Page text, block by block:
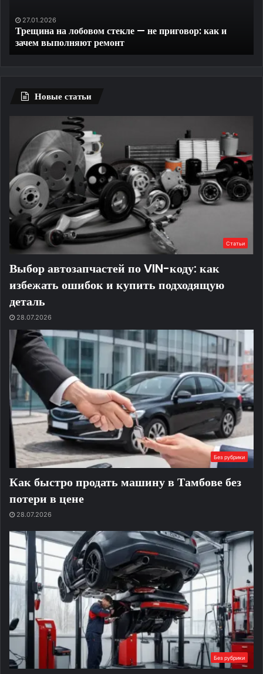
как
зачем
выполняют
27.01.2026
Трещина на лобовом стекле — не приговор: как и
зачем выполняют ремонт
Новые статьи
Статьи
Выбор автозапчастей по VIN-коду: как
избежать ошибок и купить подходящую
деталь
28.07.2026
Без рубрики
Как быстро продать машину в Тамбове без
потери в цене
28.07.2026
Без рубрики